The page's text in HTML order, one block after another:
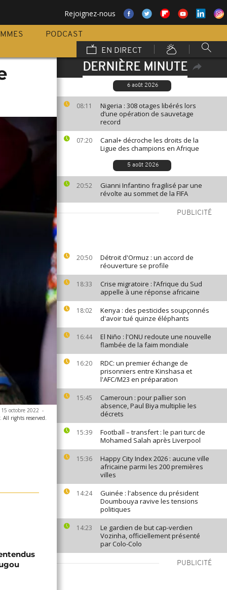
Rejoignez-nous
PODCAST
EN DIRECT
DERNIÈRE MINUTE
6 août 2026
08:11
Nigeria : 308 otages libérés lors
d’une opération de sauvetage
record
07:20
Canal+ décroche les droits de la
Ligue des champions en Afrique
5 août 2026
20:52
Gianni Infantino fragilisé par une
révolte au sommet de la FIFA
PUBLICITÉ
20:50
Détroit d'Ormuz : un accord de
réouverture se profile
18:33
Crise migratoire : l’Afrique du Sud
appelle à une réponse africaine
18:02
Kenya : des pesticides soupçonnés
d'avoir tué quinze éléphants
16:44
El Niño : l'ONU redoute une nouvelle
flambée de la faim mondiale
16:20
RDC: un premier échange de
prisonniers entre Kinshasa et
l'AFC/M23 en préparation
15:45
Cameroun : pour pallier son
absence, Paul Biya multiplie les
décrets
15:39
Football – transfert : le pari turc de
Mohamed Salah après Liverpool
15:36
Happy City Index 2026 : aucune ville
africaine parmi les 200 premières
villes
14:24
Guinée : l'absence du président
Doumbouya ravive les tensions
politiques
14:23
Le gardien de but cap-verdien
Vozinha, officiellement présenté
par Colo-Colo
PUBLICITÉ
octobre 2022 -
All rights reserved.